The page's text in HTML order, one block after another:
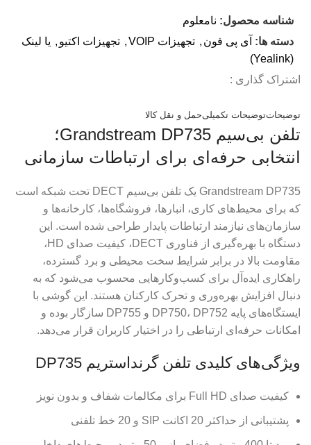
شناسه محصول: نامعلوم
دسته ها: آی پی فون , تجهیزات VOIP , تجهیزات اکتیو , یا لینک
(Yealink)
اشتراک گذاری :
توضیحاتتوضیحات تکمیلیحمل و نقل کالا
تلفن بی‌سیم Grandstream DP735؛
انتخابی حرفه‌ای برای ارتباطات سازمانی
Grandstream DP735
یک تلفن بی‌سیم DECT تحت شبکه است
که برای محیط‌های کاری، انبارها، فروشگاه‌ها، کارخانه‌ها و
سازمان‌های نیازمند ارتباطات پایدار طراحی شده است. این
دستگاه با بهره‌گیری از فناوری DECT، کیفیت صدای HD،
مقاومت بالا در برابر شرایط سخت محیطی و برد گسترده،
راهکاری ایده‌آل برای کسب‌وکارهایی محسوب می‌شود که به
دنبال افزایش بهره‌وری و تحرک کارکنان هستند. این گوشی با
ایستگاه‌های پایه DP750، DP752 و DP755 سازگار بوده و
امکانات حرفه‌ای ارتباطی را در اختیار کاربران قرار می‌دهد.
ویژگی‌های کلیدی تلفن گرنداستریم DP735
کیفیت صدای Full HD برای مکالمات شفاف و بدون نویز
پشتیبانی از حداکثر 20 اکانت SIP و 20 خط تلفنی